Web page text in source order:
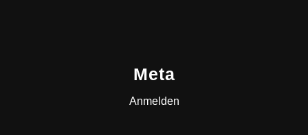
Meta
Anmelden